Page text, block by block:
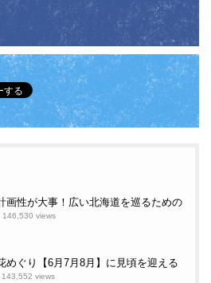
画性が大事！広い北海道を巡るための
146,530 views
めぐり【6月7月8月】に見頃を迎える
143,552 views